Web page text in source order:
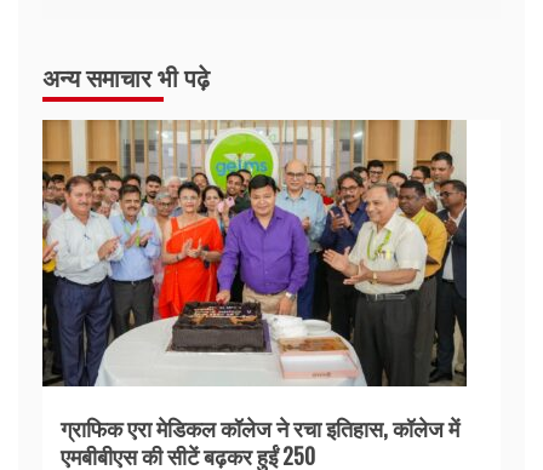
अन्य समाचार भी पढ़े
ग्राफिक एरा मेडिकल कॉलेज ने रचा इतिहास, कॉलेज में
एमबीबीएस की सीटें बढ़कर हुईं 250